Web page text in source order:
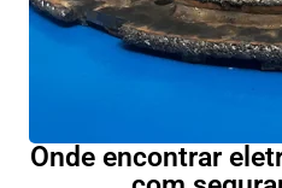
Onde encontrar